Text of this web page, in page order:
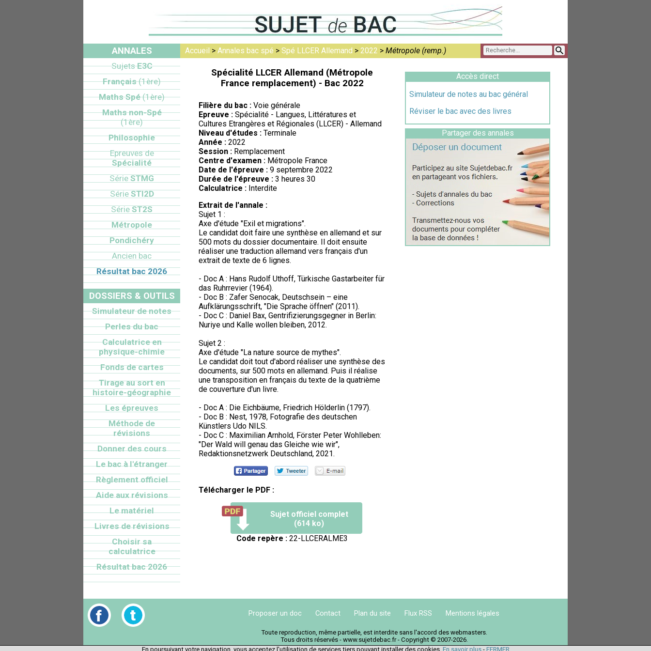
Accueil > Annales bac spé > Spé LLCER Allemand > 2022 > Métropole (remp.)
Spécialité LLCER Allemand (Métropole
France remplacement) - Bac 2022
Filière du bac : Voie générale
Epreuve : Spécialité - Langues, Littératures et
Cultures Etrangères et Régionales (LLCER) - Allemand
Niveau d'études : Terminale
Année : 2022
Session : Remplacement
Centre d'examen : Métropole France
Date de l'épreuve : 9 septembre 2022
Durée de l'épreuve : 3 heures 30
Calculatrice : Interdite
Extrait de l'annale :
Sujet 1 :
Axe d'étude "Exil et migrations".
Le candidat doit faire une synthèse en allemand et sur
500 mots du dossier documentaire. Il doit ensuite
réaliser une traduction allemand vers français d'un
extrait de texte de 6 lignes.
- Doc A : Hans Rudolf Uthoff, Türkische Gastarbeiter für
das Ruhrrevier (1964).
- Doc B : Zafer Senocak, Deutschsein – eine
Aufklärungsschrift, "Die Sprache öffnen" (2011).
- Doc C : Daniel Bax, Gentrifizierungsgegner in Berlin:
Nuriye und Kalle wollen bleiben, 2012.
Sujet 2 :
Axe d'étude "La nature source de mythes".
Le candidat doit tout d'abord réaliser une synthèse des
documents, sur 500 mots en allemand. Puis il réalise
une transposition en français du texte de la quatrième
de couverture d'un livre.
- Doc A : Die Eichbäume, Friedrich Hölderlin (1797).
- Doc B : Nest, 1978, Fotografie des deutschen
Künstlers Udo NILS.
- Doc C : Maximilian Arnhold, Förster Peter Wohlleben:
"Der Wald will genau das Gleiche wie wir",
Redaktionsnetzwerk Deutschland, 2021.
Télécharger le PDF :
Sujet officiel complet
(614 ko)
Code repère : 22-LLCERALME3
Accès direct
Simulateur de notes au bac général
Réviser le bac avec des livres
Partager des annales
ANNALES
SujetsE3C
Français(1ère)
Maths Spé(1ère)
Maths non-Spé
(1ère)
Philosophie
Epreuves de
Spécialité
Série STMG
SérieSTI2D
Série ST2S
Métropole
Pondichéry
Ancien bac
Résultat bac 2026
DOSSIERS & OUTILS
Simulateur de notes
Perles du bac
Calculatrice en
physique-chimie
Fonds de cartes
Tirage au sort en
histoire-géographie
Les épreuves
Méthode de
révisions
Donner des cours
Le bac à l'étranger
Règlement officiel
Aide aux révisions
Le matériel
Livres de révisions
Choisir sa
calculatrice
Résultat bac 2026
Proposer un doc Contact Plan du site Flux RSS Mentions légales
Toute reproduction, même partielle, est interdite sans l'accord des webmasters.
Tous droits réservés - www.sujetdebac.fr - Copyright © 2007-2026.
En poursuivant votre navigation, vous acceptez l'utilisation de services tiers pouvant installer des cookies. En savoir plus- FERMER